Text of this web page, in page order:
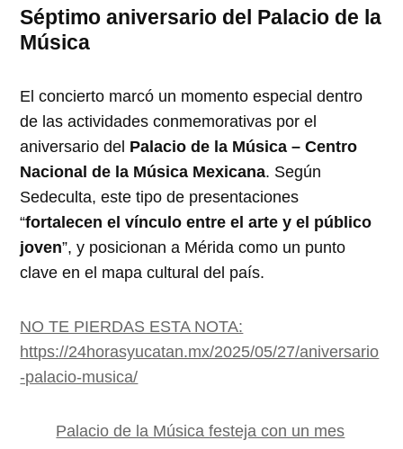
Séptimo aniversario del Palacio de la
Música
El concierto marcó un momento especial dentro
de las actividades conmemorativas por el
aniversario del Palacio de la Música – Centro
Nacional de la Música Mexicana. Según
Sedeculta, este tipo de presentaciones
“fortalecen el vínculo entre el arte y el público
joven”, y posicionan a Mérida como un punto
clave en el mapa cultural del país.
NO TE PIERDAS ESTA NOTA:
https://24horasyucatan.mx/2025/05/27/aniversario
-palacio-musica/
Palacio de la Música festeja con un mes